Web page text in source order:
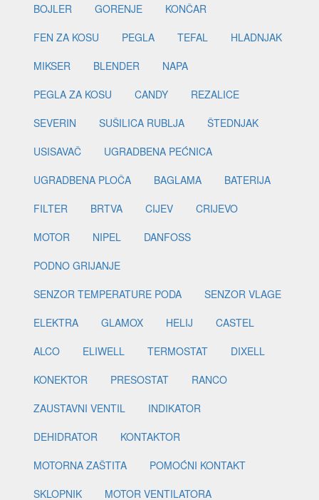
BOJLER
GORENJE
KONČAR
FEN ZA KOSU
PEGLA TEFAL
HLADNJAK
MIKSER
BLENDER
NAPA
PEGLA ZA KOSU
CANDY
REZALICE
SEVERIN
SUŠILICA RUBLJA
ŠTEDNJAK
USISAVAČ
UGRADBENA PEĆNICA
UGRADBENA PLOČA
BAGLAMA
BATERIJA
FILTER
BRTVA CIJEV
CRIJEVO
MOTOR
NIPEL
DANFOSS
PODNO GRIJANJE
SENZOR TEMPERATURE PODA
SENZOR VLAGE
ELEKTRA
GLAMOX HELIJ
CASTEL
ALCO
ELIWELL TERMOSTAT
DIXELL
KONEKTOR
PRESOSTAT
RANCO
ZAUSTAVNI VENTIL
INDIKATOR
DEHIDRATOR
KONTAKTOR
MOTORNA ZAŠTITA
POMOĆNI KONTAKT
SKLOPNIK
MOTOR VENTILATORA